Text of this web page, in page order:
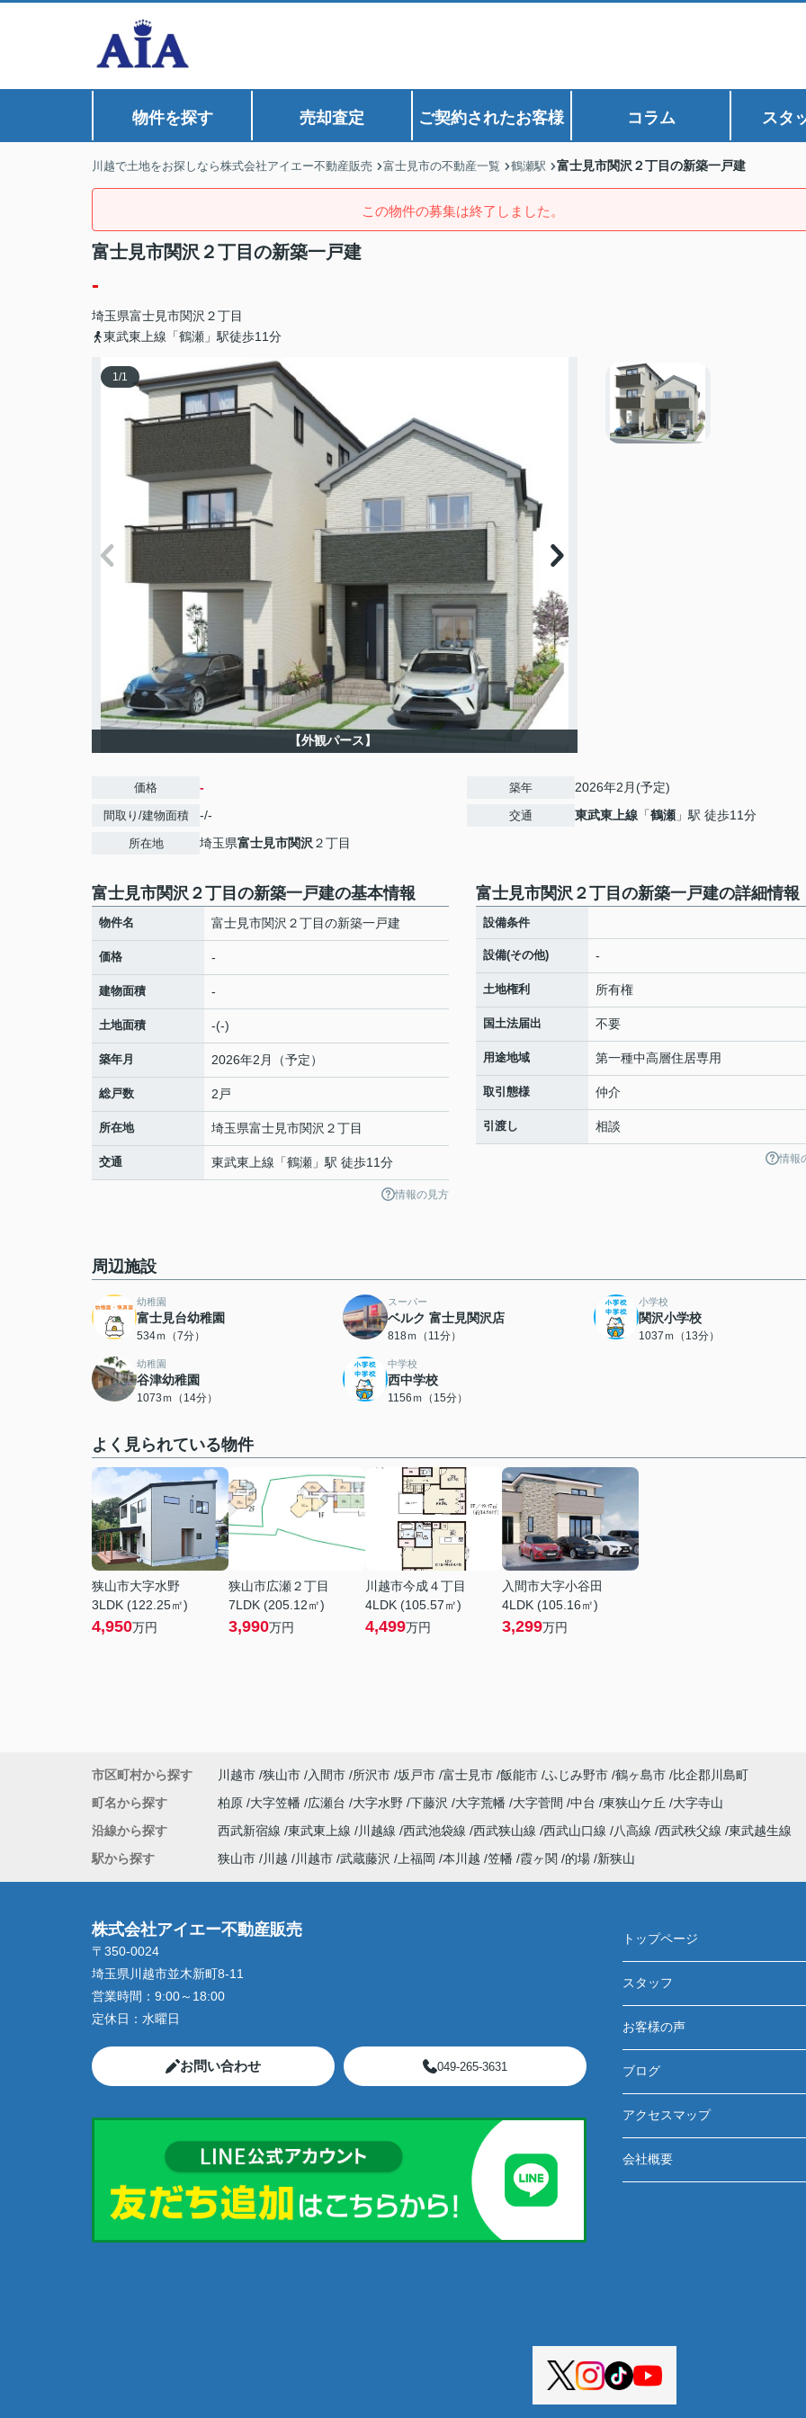
物件を探す 売却査定 ご契約されたお客様 コラム スタ
川越で土地をお探しなら株式会社アイエー不動産販売 富士見市の不動産一覧 鶴瀬駅 富士見市関沢２丁目の新築一戸建
この物件の募集は終了しました。
富士見市関沢２丁目の新築一戸建
-
埼玉県富士見市関沢 ２丁目
東武東上線「鶴瀬」駅徒歩11分
1/1
【外観パース】
価格 -
間取り/建物面積 -/-
所在地 埼玉県富士見市関沢 ２丁目
築年 2026年2月(予定)
交通 東武東上線 「鶴瀬 」駅 徒歩11分
富士見市関沢２丁目の新築一戸建の基本情報
物件名 富士見市関沢２丁目の新築一戸建
価格 -
建物面積 -
土地面積 -(-)
築年月 2026年2月（予定）
総戸数 2戸
所在地 埼玉県富士見市関沢 ２丁目
交通 東武東上線 「鶴瀬 」駅 徒歩11分
情報の見方
富士見市関沢２丁目の新築一戸建の詳細情報
設備条件
設備(その他) -
土地権利 所有権
国土法届出 不要
用途地域 第一種中高層住居専用
取引態様 仲介
引渡し 相談
情報
周辺施設
幼稚園
富士見台幼稚園
534ｍ（7分）
スーパー
ベルク 富士見関沢店
818ｍ（11分）
小学校
関沢小学校
1037ｍ（13分）
幼稚園
谷津幼稚園
1073ｍ（14分）
中学校
西中学校
1156ｍ（15分）
よく見られている物件
狭山市大字水野
3LDK (122.25㎡)
4,950万円
狭山市広瀬２丁目
7LDK (205.12㎡)
3,990万円
川越市今成４丁目
4LDK (105.57㎡)
4,499万円
入間市大字小谷田
4LDK (105.16㎡)
3,299万円
市区町村から探す 川越市 狭山市 入間市 所沢市 坂戸市 富士見市 飯能市 ふじみ野市 鶴ヶ島市
比企郡川島町
町名から探す
柏原 大字笠幡 広瀬台 大字水野 下藤沢 大字荒幡 大字菅間 中台 東狭山ケ丘
大字寺山
沿線から探す
西武新宿線 東武東上線 川越線 西武池袋線 西武狭山線 西武山口線 八高線 西武秩父線 東武越生線
駅から探す
狭山市 川越 川越市 武蔵藤沢 上福岡 本川越 笠幡 霞ヶ関 的場 新狭山
株式会社アイエー不動産販売
〒350-0024
埼玉県川越市並木新町8-11
営業時間： 9:00～18:00
定休日： 水曜日
お問い合わせ 049-265-3631
トップページ
スタッフ
お客様の声
ブログ
アクセスマップ
会社概要